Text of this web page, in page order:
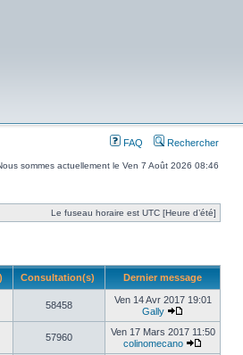
FAQ Rechercher
sommes actuellement le Ven 7 Août 2026 08:46
Le fuseau horaire est UTC [Heure d’été]
Consultation(s) Dernier message
58458
Ven 14 Avr 2017 19:01
Gally
57960
Ven 17 Mars 2017 11:50
colinomecano